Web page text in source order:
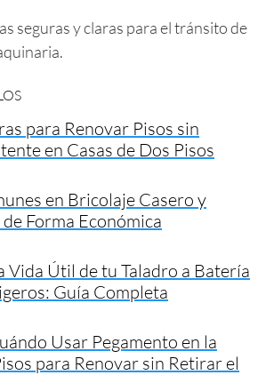
seguras y claras para el tránsito de
para Renovar Pisos sin
en Casas de Dos Pisos
en Bricolaje Casero y
Forma Económica
Vida Útil de tu Taladro a Batería
Guía Completa
Usar Pegamento en la
para Renovar sin Retirar el